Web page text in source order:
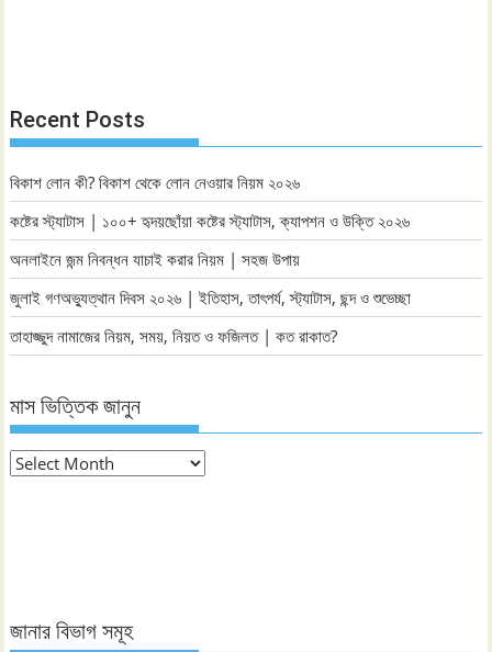
Recent Posts
বিকাশ লোন কী? বিকাশ থেকে লোন নেওয়ার নিয়ম ২০২৬
কষ্টের স্ট্যাটাস | ১০০+ হৃদয়ছোঁয়া কষ্টের স্ট্যাটাস, ক্যাপশন ও উক্তি ২০২৬
অনলাইনে জন্ম নিবন্ধন যাচাই করার নিয়ম | সহজ উপায়
জুলাই গণঅভ্যুত্থান দিবস ২০২৬ | ইতিহাস, তাৎপর্য, স্ট্যাটাস, ছন্দ ও শুভেচ্ছা
তাহাজ্জুদ নামাজের নিয়ম, সময়, নিয়ত ও ফজিলত | কত রাকাত?
মাস ভিত্তিক জানুন
মাস
জানার বিভাগ সমূহ